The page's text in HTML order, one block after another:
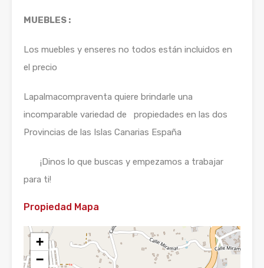
MUEBLES :
Los muebles y enseres no todos están incluidos en
el precio
Lapalmacompraventa quiere brindarle una
incomparable variedad de propiedades en las dos
Provincias de las Islas Canarias España
¡Dinos lo que buscas y empezamos a trabajar
para ti!
Propiedad Mapa
+
−